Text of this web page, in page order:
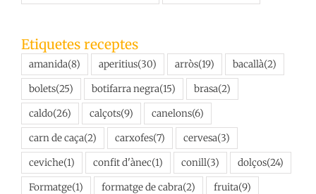
Etiquetes receptes
amanida(8) aperitius(30) arròs(19) bacallà(2)
bolets(25) botifarra negra(15) brasa(2)
caldo(26) calçots(9) canelons(6)
carn de caça(2) carxofes(7) cervesa(3)
ceviche(1) confit d'ànec(1) conill(3) dolços(24)
Formatge(1) formatge de cabra(2) fruita(9)